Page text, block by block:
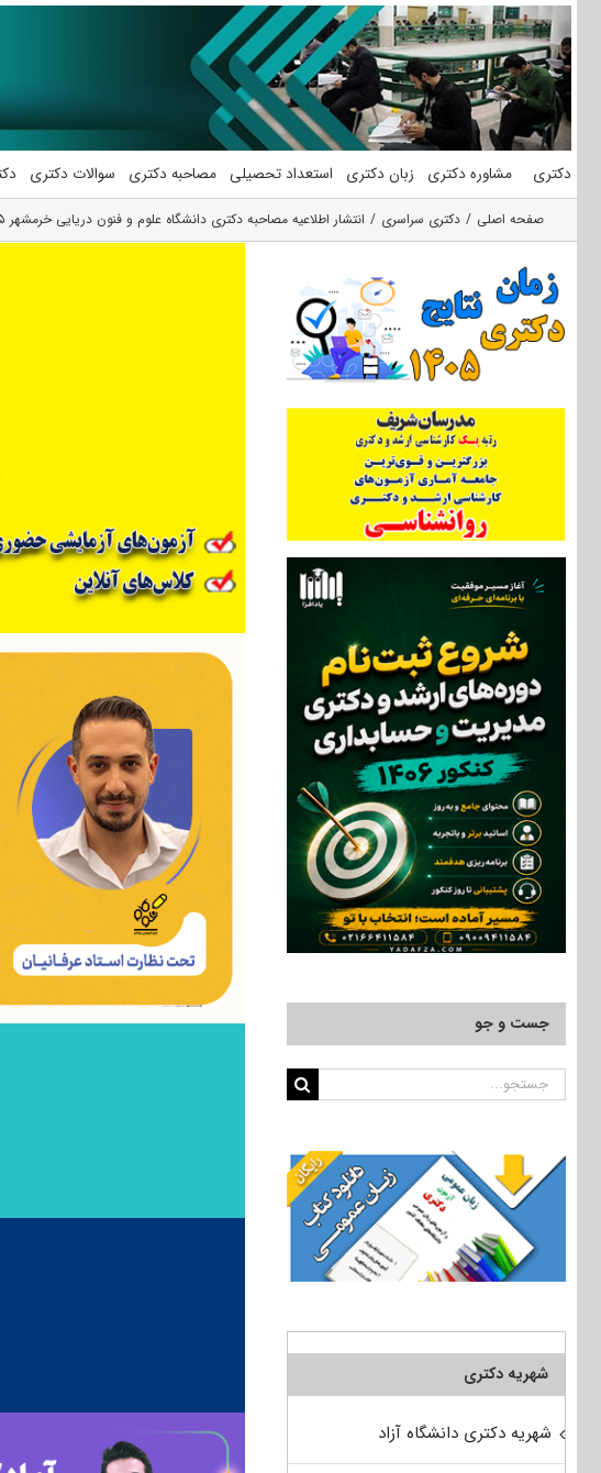
محتوا
دکتری مشاوره دکتری زبان دکتری استعداد تحصیلی مصاحبه دکتری سوالات دکتری
صفحه اصلی دکتری سراسری انتشار اطلاعیه مصاحبه دکتری دانشگاه علوم و فنون دریایی خرمشهر ۱۴۰۵
جست و جو
جستجو
شهریه دکتری
شهریه دکتری دانشگاه آزاد